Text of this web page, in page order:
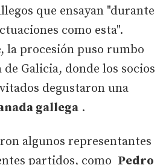
que ensayan "durante
como esta".
la procesión puso rumbo
de Galicia, donde los socios
degustaron una
gallega .
algunos representantes
partidos, como Pedro